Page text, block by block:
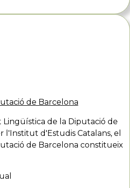
de Barcelona
de la Diputació de
l'Institut d'Estudis Catalans, el
de Barcelona constitueix